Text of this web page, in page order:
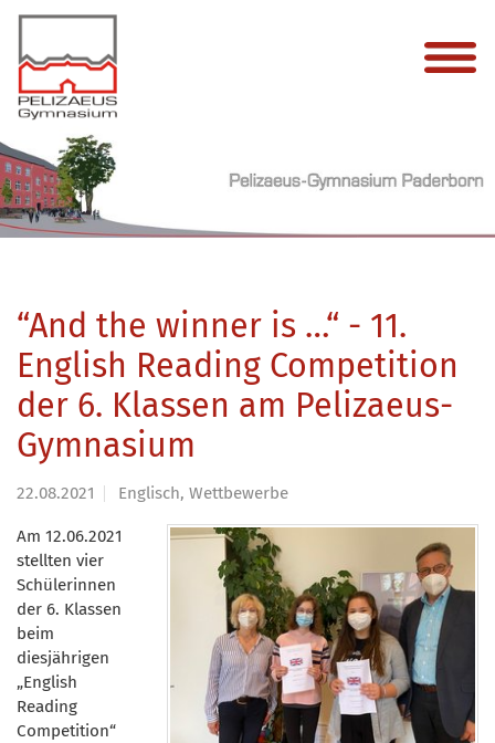
“And the winner is …“ - 11.
English Reading Competition
der 6. Klassen am Pelizaeus-
Gymnasium
22.08.2021 Englisch, Wettbewerbe
Am 12.06.2021
stellten vier
Schülerinnen
der 6. Klassen
beim
diesjährigen
„English
Reading
Competition“